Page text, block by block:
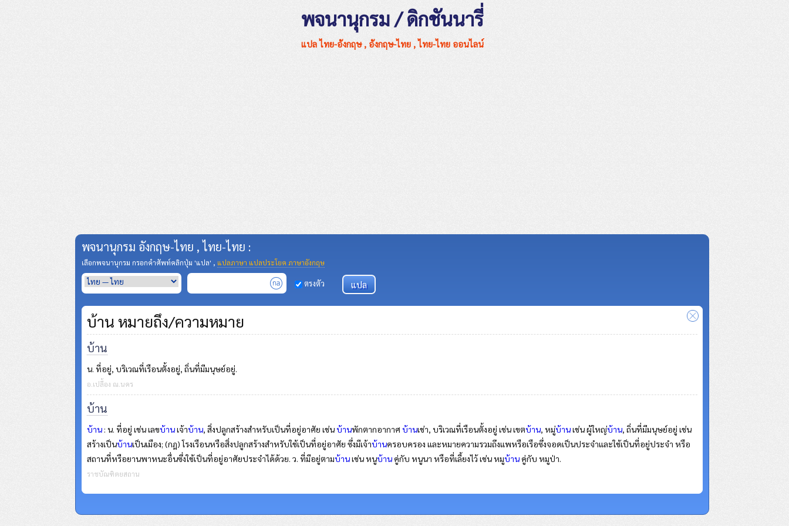
พจนานุกรม / ดิกชันนารี่
แปล ไทย-อังกฤษ , อังกฤษ-ไทย , ไทย-ไทย ออนไลน์
พจนานุกรม อังกฤษ-ไทย , ไทย-ไทย :
เลือกพจนานุกรม กรอกคำศัพท์คลิกปุ่ม 'แปล' , แปลภาษา แปลประโยค ภาษาอังกฤษ
ตรงตัว
บ้าน หมายถึง/ความหมาย
บ้าน
น. ที่อยู่, บริเวณที่เรือนตั้งอยู่, ถิ่นที่มีมนุษย์อยู่.
อ.เปลื้อง ณ.นคร
บ้าน
บ้าน : น. ที่อยู่ เช่น เลขบ้านเจ้าบ้าน, สิ่งปลูกสร้างสําหรับเป็นที่อยู่อาศัย เช่นบ้านพักตากอากาศ บ้านเช่า, บริเวณที่เรือนตั้งอยู่ เช่น เขตบ้าน, หมู่บ้านเช่น ผู้ใหญ่บ้าน, ถิ่นที่มีมนุษย์อยู่ เช่น
สร้างเป็นบ้านเป็นเมือง; (กฎ) โรงเรือนหรือสิ่งปลูกสร้างสําหรับใช้เป็นที่อยู่อาศัย ซึ่งมีเจ้าบ้านครอบครอง และหมายความรวมถึงแพหรือเรือซึ่งจอดเป็นประจําและใช้เป็นที่อยู่ประจํา หรือ
สถานที่หรือยานพาหนะอื่นซึ่งใช้เป็นที่อยู่อาศัยประจําได้ด้วย. ว. ที่มีอยู่ตามบ้านเช่น หนูบ้าน คู่กับ หนูนา หรือที่เลี้ยงไว้ เช่น หมูบ้าน คู่กับ หมูป่า.
ราชบัณฑิตยสถาน